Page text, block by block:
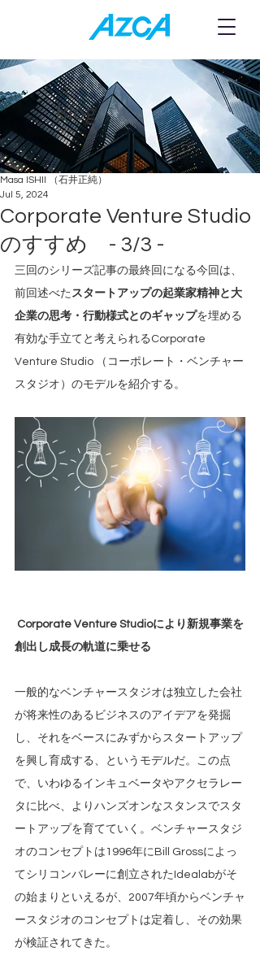
Blog
Corporate Venture Studio
のすすめ - 3/3 -
Masa ISHII （石井正純）
Jul 5, 2024
三回のシリーズ記事の最終回になる今回は、
前回述べた スタートアップの起業家精神と大
企業の思考・行動様式とのギャップを埋める
有効な手立てと考えられるCorporate
Venture Studio （コーポレート・ベンチャー
スタジオ）のモデルを紹介する。
Corporate Venture Studioにより新規事業を
創出し成長の軌道に乗せる
一般的なベンチャースタジオは独立した会社
が将来性のあるビジネスのアイデアを発掘
し、それをベースにみずからスタートアップ
を興し育成する、というモデルだ。この点
で、いわゆるインキュベータやアクセラレー
タに比べ、よりハンズオンなスタンスでスタ
ートアップを育てていく。ベンチャースタジ
オのコンセプトは1996年にBill Grossによっ
てシリコンバレーに創立されたIdealabがそ
の始まりといえるが、2007年頃からベンチャ
ースタジオのコンセプトは定着し、その効果
が検証されてきた。